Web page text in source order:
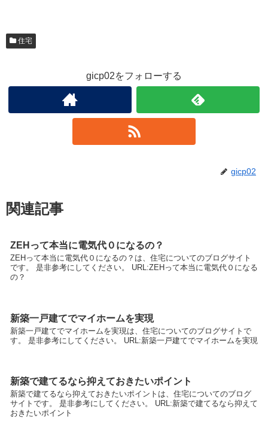
住宅
gicp02をフォローする
gicp02
関連記事
ZEHって本当に電気代０になるの？
ZEHって本当に電気代０になるの？は、住宅についてのブログサイト
です。 是非参考にしてください。 URL:ZEHって本当に電気代０になる
の？
新築一戸建てでマイホームを実現
新築一戸建てでマイホームを実現は、住宅についてのブログサイトで
す。 是非参考にしてください。 URL:新築一戸建てでマイホームを実現
新築で建てるなら抑えておきたいポイント
新築で建てるなら抑えておきたいポイントは、住宅についてのブログ
サイトです。 是非参考にしてください。 URL:新築で建てるなら抑えて
おきたいポイント